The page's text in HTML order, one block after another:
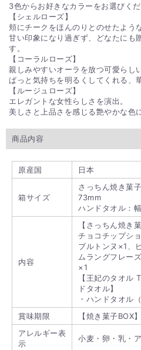
3色からお好きなカラーをお選びくだ
【シェルローズ】
頬にチークをほんのりとのせたよう
甘い印象になり過ぎず、どなたにも
す。
【コーラルローズ】
親しみやすいオーラを放つ可愛らし
ぱっと気持ちを明るくしてくれる、
【ルージュローズ】
エレガントな女性らしさを演出。
美しさと上品さを感じる艶やかな色
商品内容
原産国 日本
箱サイズ
さっちん焼き菓
73mm
ハンドタオル：
内容
【さっちん焼き
チョコチップシ
ブルトンヌ×1、
ムラングフレー
×1
【王妃のタオル
ドタオル】
・ハンドタオル
賞味期限
【焼き菓子BOX
アレルギー表
示
小麦・卵・乳・